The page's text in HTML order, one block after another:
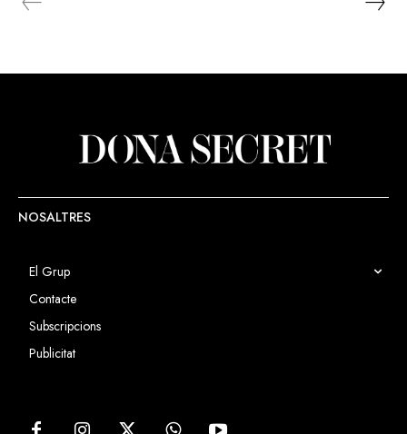
NOSALTRES
El Grup
Contacte
Subscripcions
Publicitat